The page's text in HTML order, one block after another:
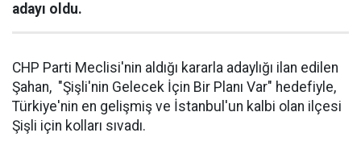
adayı oldu.
CHP Parti Meclisi'nin aldığı kararla adaylığı ilan edilen
Şahan, "Şişli'nin Gelecek İçin Bir Planı Var" hedefiyle,
Türkiye'nin en gelişmiş ve İstanbul'un kalbi olan ilçesi
Şişli için kolları sıvadı.